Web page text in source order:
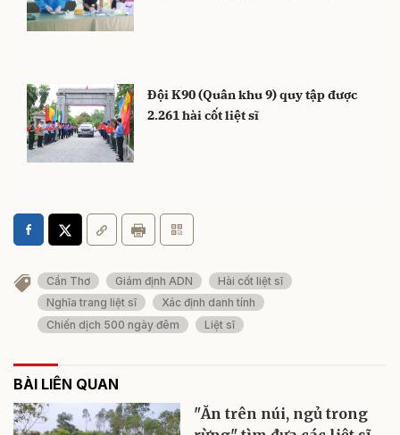
Đội K90 (Quân khu 9) quy tập được
2.261 hài cốt liệt sĩ
Cần Thơ Giám định ADN
Hài cốt liệt sĩ
Nghĩa trang liệt sĩ
Xác định danh tính
Chiến dịch 500 ngày đêm
Liệt sĩ
BÀI LIÊN QUAN
"Ăn trên núi, ngủ trong